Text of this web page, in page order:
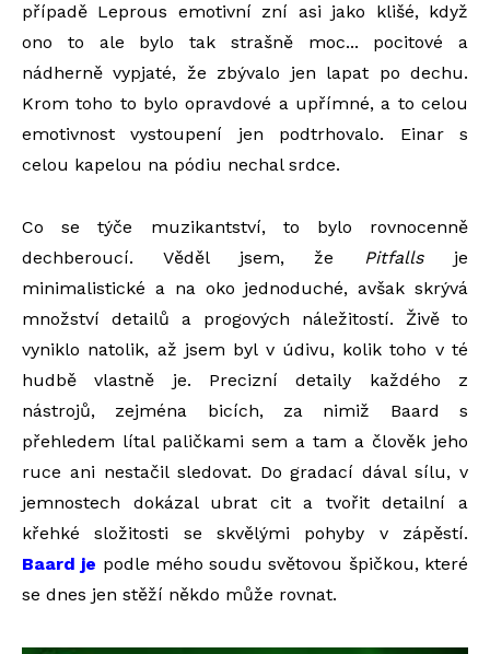
případě Leprous emotivní zní asi jako klišé, když
ono to ale bylo tak strašně moc... pocitové a
nádherně vypjaté, že zbývalo jen lapat po dechu.
Krom toho to bylo opravdové a upřímné, a to celou
emotivnost vystoupení jen podtrhovalo. Einar s
celou kapelou na pódiu nechal srdce.
Co se týče muzikantství, to bylo rovnocenně
dechberoucí. Věděl jsem, že Pitfallsje
minimalistické a na oko jednoduché, avšak skrývá
množství detailů a progových náležitostí. Živě to
vyniklo natolik, až jsem byl v údivu, kolik toho v té
hudbě vlastně je. Precizní detaily každého z
nástrojů, zejména bicích, za nimiž Baard s
přehledem lítal paličkami sem a tam a člověk jeho
ruce ani nestačil sledovat. Do gradací dával sílu, v
jemnostech dokázal ubrat cit a tvořit detailní a
křehké složitosti se skvělými pohyby v zápěstí.
Baard je podle mého soudu světovou špičkou, které
se dnes jen stěží někdo může rovnat.